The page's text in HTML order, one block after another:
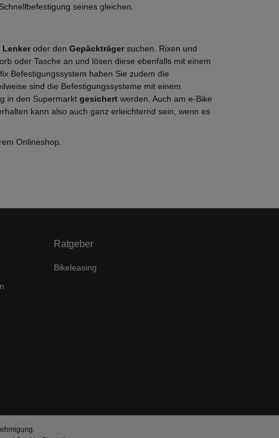
seines gleichen.
Lenkeroder den Gepäckträgersuchen. Rixen und
oder Tasche an und lösen diese ebenfalls mit einem
Befestigungssystem haben Sie zudem die
sind die Befestigungssysteme mit einem
in den Supermarkt gesichert werden. Auch am e-Bike
kann also auch ganz erleichternd sein, wenn es
Onlineshop.
Ratgeber
Bikeleasing